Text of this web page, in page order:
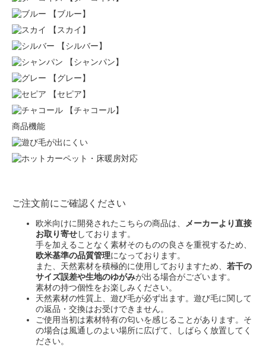
【ブルー】
【スカイ】
【シルバー】
【シャンパン】
【グレー】
【セピア】
【チャコール】
商品機能
ご注文前にご確認ください
欧米向けに開発されたこちらの商品は、 メーカーより直接
お取り寄せしております。
手を加えることなく素材そのものの良さを重視するため、
欧米基準の品質管理になっております。
また、天然素材を積極的に使用しておりますため、 若干の
サイズ誤差や生地のゆがみが出る場合がございます。
素材の持つ個性をお楽しみください。
天然素材の性質上、遊び毛が必ず出ます。遊び毛に関して
の返品・交換はお受けできません。
ご使用当初は素材特有の匂いを感じることがあります。そ
の場合は風通しのよい場所に広げて、しばらく放置してく
ださい。